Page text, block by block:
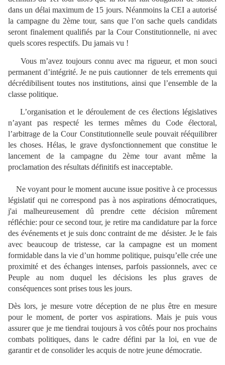
dans un délai maximum de 15 jours. Néanmoins la CEI a autorisé
la campagne du 2ème tour, sans que l’on sache quels candidats
seront finalement qualifiés par la Cour Constitutionnelle, ni avec
quels scores respectifs. Du jamais vu !
Vous m’avez toujours connu avec ma rigueur, et mon souci
permanent d’intégrité. Je ne puis cautionner de tels errements qui
décrédibilisent toutes nos institutions, ainsi que l’ensemble de la
classe politique.
L’organisation et le déroulement de ces élections législatives
n’ayant pas respecté les termes mêmes du Code électoral,
l’arbitrage de la Cour Constitutionnelle seule pouvait rééquilibrer
les choses. Hélas, le grave dysfonctionnement que constitue le
lancement de la campagne du 2ème tour avant même la
proclamation des résultats définitifs est inacceptable.
Ne voyant pour le moment aucune issue positive à ce processus
législatif qui ne correspond pas à nos aspirations démocratiques,
j'ai malheureusement dû prendre cette décision mûrement
réfléchie: pour ce second tour, je retire ma candidature par la force
des événements et je suis donc contraint de me désister. Je le fais
avec beaucoup de tristesse, car la campagne est un moment
formidable dans la vie d’un homme politique, puisqu’elle crée une
proximité et des échanges intenses, parfois passionnels, avec ce
Peuple au nom duquel les décisions les plus graves de
conséquences sont prises tous les jours.
Dès lors, je mesure votre déception de ne plus être en mesure
pour le moment, de porter vos aspirations. Mais je puis vous
assurer que je me tiendrai toujours à vos côtés pour nos prochains
combats politiques, dans le cadre défini par la loi, en vue de
garantir et de consolider les acquis de notre jeune démocratie.